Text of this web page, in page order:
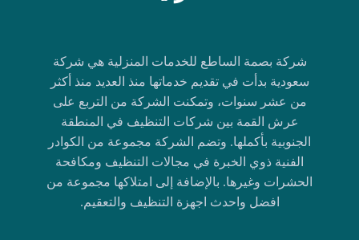
شركة بصمة الساطع للخدمات المنزلية هي شركة
سعودية بدأت في تقديم خدماتها منذ العديد منذ أكثر
من عشر سنوات، وتمكنت الشركة من التربع على
عرش القمة بين شركات التنظيف في المنطقة
الجنوبية بأكملها. وتضم الشركة مجموعة من الكوادر
الفنية ذوي الخبرة في مجالات التنظيف ومكافحة
الحشرات وغيرها. بالإضافة إلى امتلاكها مجموعة من
افضل واحدث اجهزة التنظيف والتعقيم.